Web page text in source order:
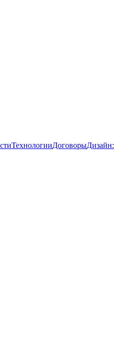
ТехнологииДоговорыДизайн: